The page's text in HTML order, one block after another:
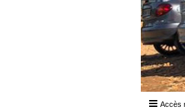
Accès